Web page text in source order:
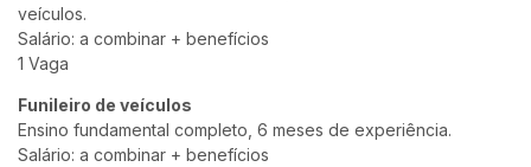
veículos.
Salário: a combinar + benefícios
1 Vaga
Funileiro de veículos
Ensino fundamental completo, 6 meses de experiência.
Salário: a combinar + benefícios